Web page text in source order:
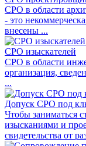
СРО в области
- это
внесены ...
СРО изыскателей
СРО в области
организация,
...
Допуск СРО под
Чтобы заниматься
изысканиями и
свидетельства от